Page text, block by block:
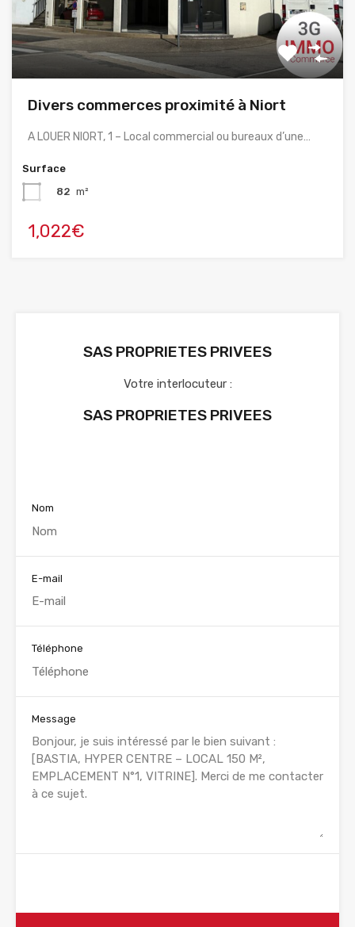
Divers commerces proximité à Niort
A LOUER NIORT, 1 – Local commercial ou bureaux d’une…
Surface
82 m²
1,022€
SAS PROPRIETES PRIVEES
Votre interlocuteur :
SAS PROPRIETES PRIVEES
Nom
E-mail
Téléphone
Message